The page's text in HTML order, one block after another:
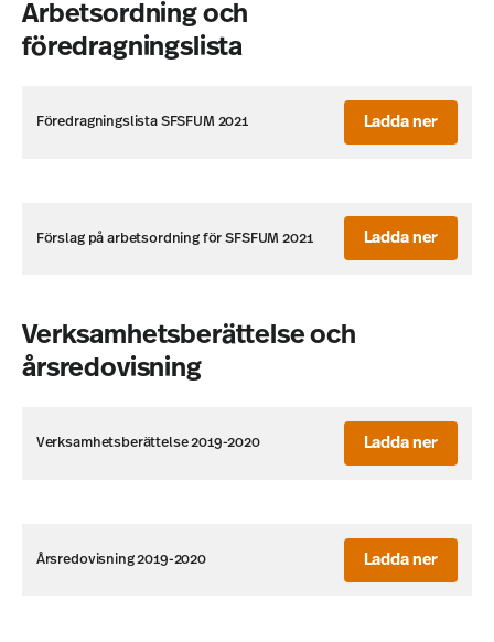
Arbetsordning och
föredragningslista
Föredragningslista SFSFUM 2021 Ladda ner
Förslag på arbetsordning för SFSFUM 2021 Ladda ner
Verksamhetsberättelse och
årsredovisning
Verksamhetsberättelse 2019-2020 Ladda ner
Årsredovisning 2019-2020 Ladda ner